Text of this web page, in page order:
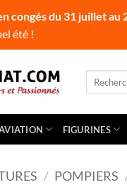
congés du 31 juillet au
été !
FIGURINES
/ POMPIERS